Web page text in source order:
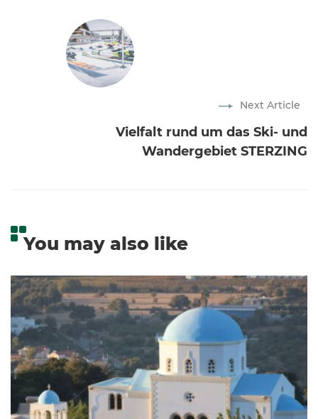
Next Article
Vielfalt rund um das Ski- und
Wandergebiet STERZING
You may also like